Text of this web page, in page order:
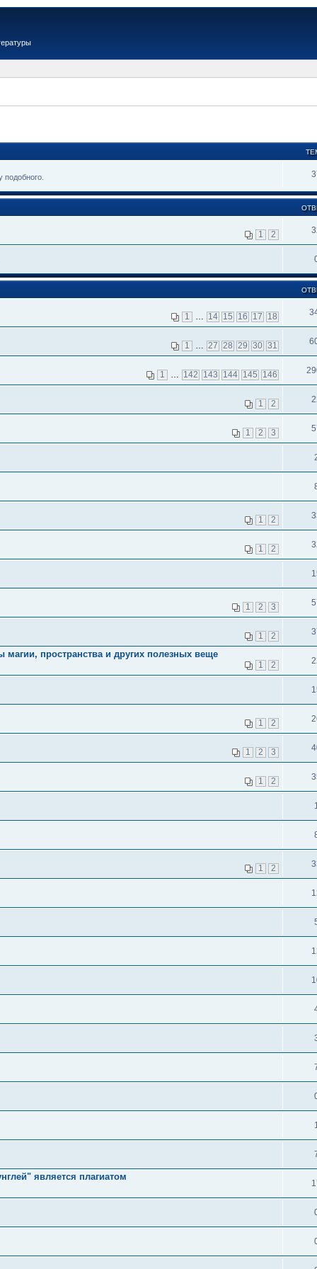
1 2
1 … 14 15 16 17 18
1 … 27 28 29 30 31
1 … 142 143 144 145 146
1 2
1 2 3
1 2
1 2
1 2 3
1 2
пространства и других полезных веще
1 2
1 2
1 2 3
1 2
1 2
является плагиатом